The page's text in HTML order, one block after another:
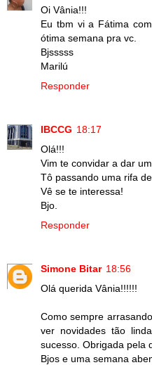
Oi Vânia!!!
Eu tbm vi a Fátima
ótima semana pra vc.
Bjsssss
Marilú
Responder
IBCCG 18:17
Olá!!!
Vim te convidar a dar
Tô passando uma rifa
Vê se te interessa!
Bjo.
Responder
Simone Bitar 18:56
Olá querida Vânia!!!!!!
Como sempre
ver novidades tão
sucesso. Obrigada pela
Bjos e uma semana